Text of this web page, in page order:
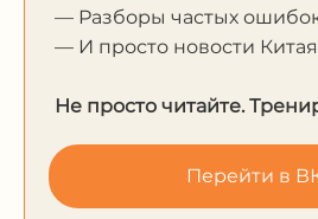
— Разборы частых
— И просто новости Китая
Не просто читайте.
Перейти в